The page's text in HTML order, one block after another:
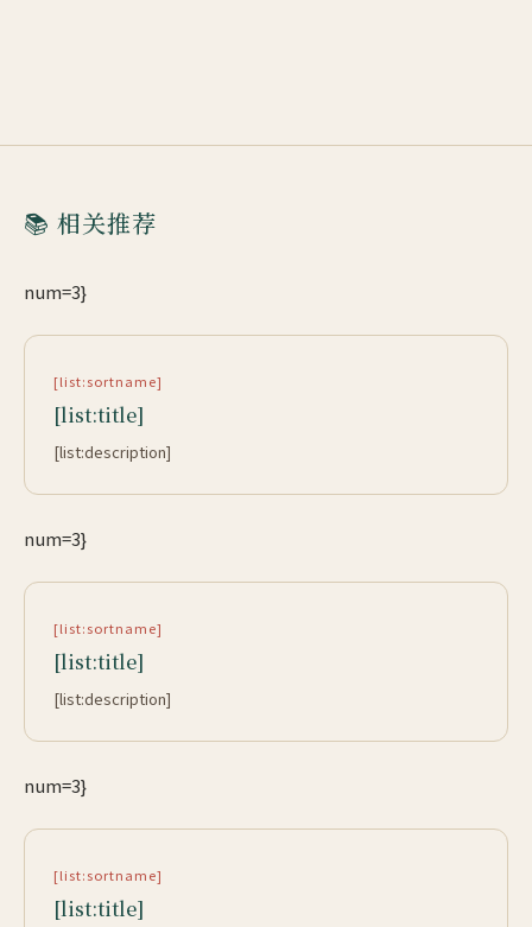
📚 相关推荐
num=3}
[list:sortname]
[list:title]
[list:description]
num=3}
[list:sortname]
[list:title]
[list:description]
num=3}
[list:sortname]
[list:title]